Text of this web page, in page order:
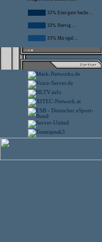
33% Eine gute Sache ...
33% Nervig ...
33% Mir egal ...